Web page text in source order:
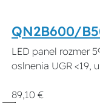
QN2B600/
LED panel rozmer
oslnenia UGR <19,
89,10 €